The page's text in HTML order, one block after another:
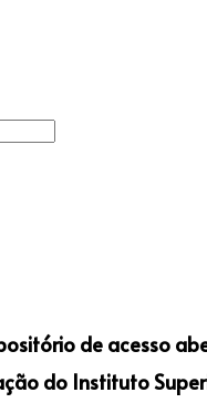
de acesso
do Instituto